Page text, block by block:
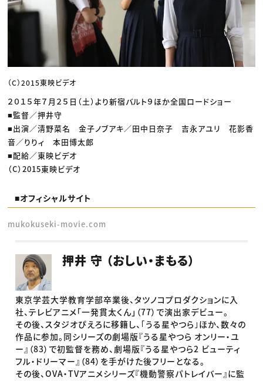
（C）2015東映ビデオ
２０１５年７月２５日（土）より新宿バルト９ほか全国ロードショー
■監督／押井守
■出演／清野菜名 金子ノブアキ／田中日奈子 吉永アユリ 花影香
音／りりィ 本田博太郎
■配給／東映ビデオ
（C）2015東映ビデオ
■オフィシャルサイト
mukokuseki-movie.com
押井 守 （おしい・まもる）
東京学芸大学教育学部卒業後、タツノコプロダクションに入
社、テレビアニメ「一発貫太くん」（77）で演出家デビュー。
その後、スタジオぴえろに移籍し、｢うる星やつら｣ほか、数々の
作品に参加。同シリーズの劇場版『うる星やつら オンリー・ユ
ー』（83）で初監督を務め、劇場版『うる星やつら2 ビューティ
フル・ドリーマー』（84）を手がけた後フリーとなる。
その後、OVA・TVアニメシリーズ『機動警察パトレイバー』に監